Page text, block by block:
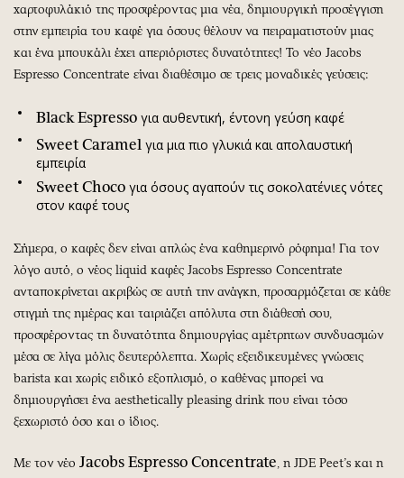
χαρτοφυλάκιό της προσφέροντας μια νέα, δημιουργική προσέγγιση
στην εμπειρία του καφέ για όσους θέλουν να πειραματιστούν μιας
και ένα μπουκάλι έχει απεριόριστες δυνατότητες! Το νέο Jacobs
Espresso Concentrate είναι διαθέσιμο σε τρεις μοναδικές γεύσεις:
Black Espresso για αυθεντική, έντονη γεύση καφέ
Sweet Caramel για μια πιο γλυκιά και απολαυστική
εμπειρία
Sweet Choco για όσους αγαπούν τις σοκολατένιες νότες
στον καφέ τους
Σήμερα, ο καφές δεν είναι απλώς ένα καθημερινό ρόφημα! Για τον
λόγο αυτό, ο νέος liquid καφές Jacobs Espresso Concentrate
ανταποκρίνεται ακριβώς σε αυτή την ανάγκη, προσαρμόζεται σε κάθε
στιγμή της ημέρας και ταιριάζει απόλυτα στη διάθεσή σου,
προσφέροντας τη δυνατότητα δημιουργίας αμέτρητων συνδυασμών
μέσα σε λίγα μόλις δευτερόλεπτα. Χωρίς εξειδικευμένες γνώσεις
barista και χωρίς ειδικό εξοπλισμό, ο καθένας μπορεί να
δημιουργήσει ένα aesthetically pleasing drink που είναι τόσο
ξεχωριστό όσο και ο ίδιος.
Με τον νέο Jacobs Espresso Concentrate, η JDE Peet’s και η